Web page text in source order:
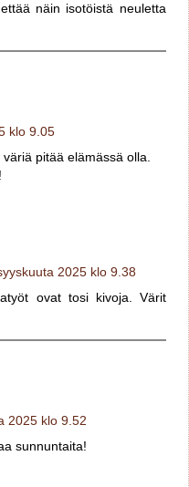
näin isotöistä neuletta
klo 9.05
pitää elämässä olla.
2025 klo 9.38
ovat tosi kivoja. Värit
2025 klo 9.52
sunnuntaita!